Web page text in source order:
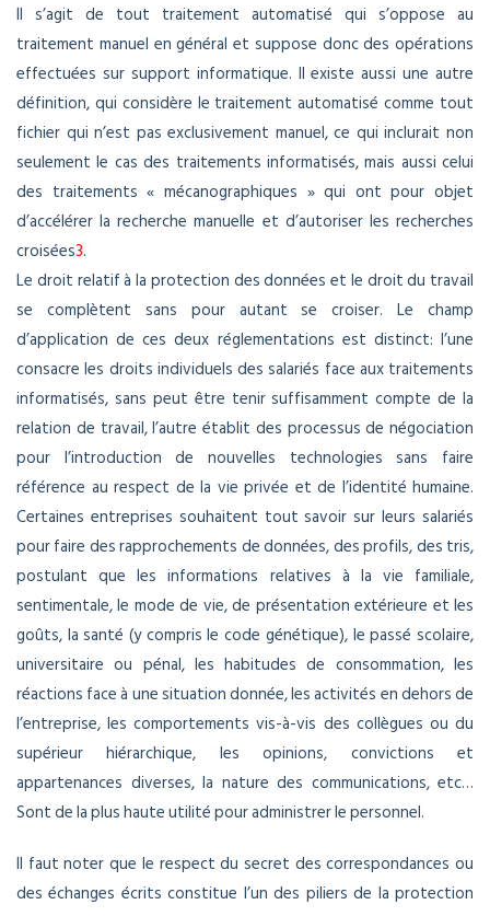
Il s’agit de tout traitement automatisé qui s’oppose au
traitement manuel en général et suppose donc des opérations
effectuées sur support informatique. Il existe aussi une autre
définition, qui considère le traitement automatisé comme tout
fichier qui n’est pas exclusivement manuel, ce qui inclurait non
seulement le cas des traitements informatisés, mais aussi celui
des traitements « mécanographiques » qui ont pour objet
d’accélérer la recherche manuelle et d’autoriser les recherches
croisées3.
Le droit relatif à la protection des données et le droit du travail
se complètent sans pour autant se croiser. Le champ
d’application de ces deux réglementations est distinct: l’une
consacre les droits individuels des salariés face aux traitements
informatisés, sans peut être tenir suffisamment compte de la
relation de travail, l’autre établit des processus de négociation
pour l’introduction de nouvelles technologies sans faire
référence au respect de la vie privée et de l’identité humaine.
Certaines entreprises souhaitent tout savoir sur leurs salariés
pour faire des rapprochements de données, des profils, des tris,
postulant que les informations relatives à la vie familiale,
sentimentale, le mode de vie, de présentation extérieure et les
goûts, la santé (y compris le code génétique), le passé scolaire,
universitaire ou pénal, les habitudes de consommation, les
réactions face à une situation donnée, les activités en dehors de
l’entreprise, les comportements vis-à-vis des collègues ou du
supérieur hiérarchique, les opinions, convictions et
appartenances diverses, la nature des communications, etc…
Sont de la plus haute utilité pour administrer le personnel.
Il faut noter que le respect du secret des correspondances ou
des échanges écrits constitue l’un des piliers de la protection